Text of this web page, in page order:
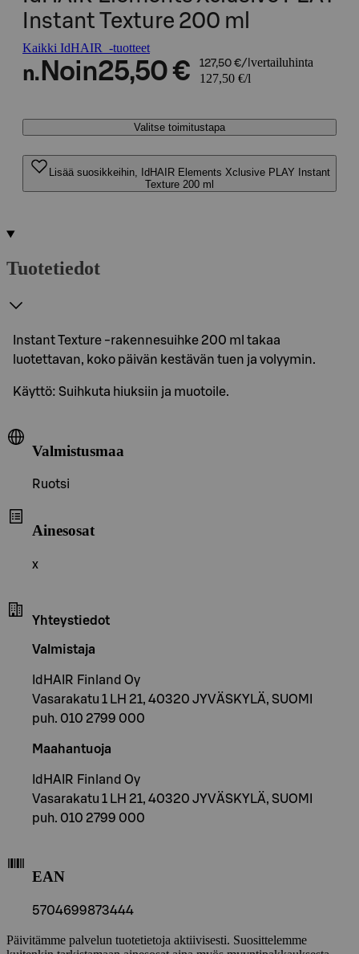
Instant Texture 200 ml
Kaikki IdHAIR -tuotteet
n. Noin25,50 € 127,50 €/l vertailuhinta
127,50 €/l
Valitse toimitustapa
Lisää suosikkeihin, IdHAIR Elements Xclusive PLAY Instant
Texture 200 ml
Tuotetiedot
Instant Texture -rakennesuihke 200 ml takaa
luotettavan, koko päivän kestävän tuen ja volyymin.
Käyttö: Suihkuta hiuksiin ja muotoile.
Valmistusmaa
Ruotsi
Ainesosat
x
Yhteystiedot
Valmistaja
IdHAIR Finland Oy
Vasarakatu 1 LH 21, 40320 JYVÄSKYLÄ, SUOMI
puh. 010 2799 000
Maahantuoja
IdHAIR Finland Oy
Vasarakatu 1 LH 21, 40320 JYVÄSKYLÄ, SUOMI
puh. 010 2799 000
EAN
5704699873444
Päivitämme palvelun tuotetietoja aktiivisesti. Suosittelemme